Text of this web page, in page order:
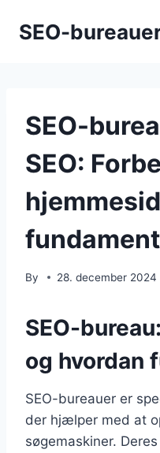
SEO-
SEO-
SEO:
By 28. december 2024
SEO-
og hvordan
SEO-bureauer er
der hjælper med at
søgemaskiner.